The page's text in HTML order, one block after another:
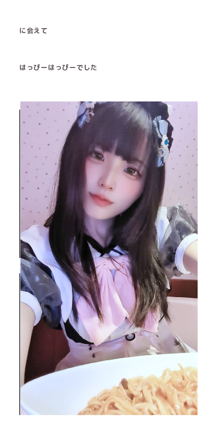
に会えて
はっぴーはっぴーでした